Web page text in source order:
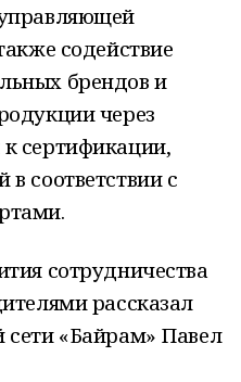
содействие
брендов и
через
сертификации,
соответствии с
сотрудничества
рассказал
«Байрам» Павел